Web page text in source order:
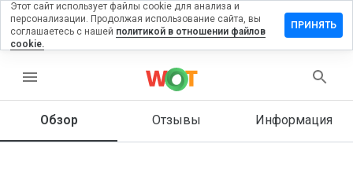
menu
Обзор Отзывы Информация
отзыв
Как бы
Этот сайт использует файлы cookie для анализа и
персонализации. Продолжая использование сайта, вы
соглашаетесь с нашей политикой в отношении файлов
cookie.
ПРИНЯТЬ